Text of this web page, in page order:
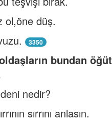
ol,öne düş.
3350
bundan öğüt
nedir?
sırrını anlasın.